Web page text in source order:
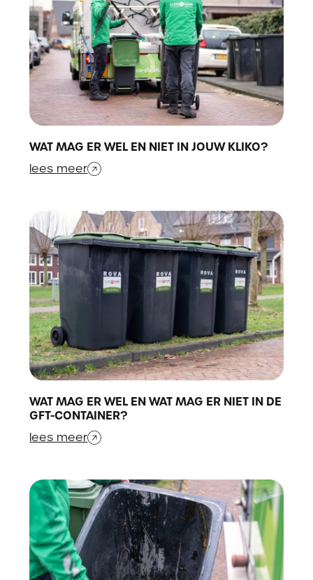
WAT MAG ER WEL EN NIET IN JOUW KLIKO?
lees meer
WAT MAG ER WEL EN WAT MAG ER NIET IN DE
GFT-CONTAINER?
lees meer